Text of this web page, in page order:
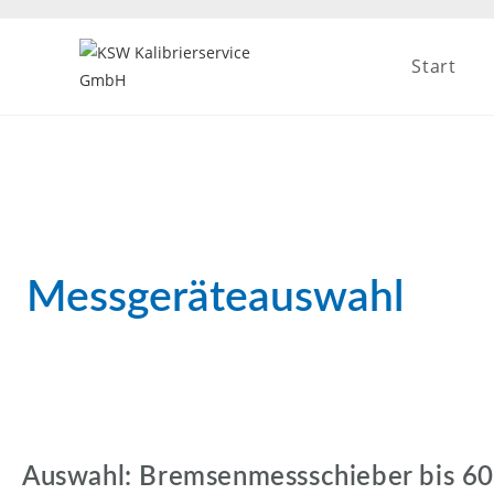
Start
Messgeräteauswahl
Auswahl: Bremsenmessschieber bis